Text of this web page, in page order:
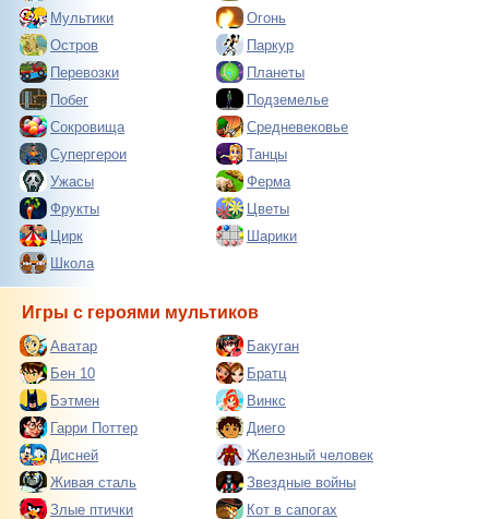
Мультики
Огонь
Остров
Паркур
Перевозки
Планеты
Побег
Подземелье
Сокровища
Средневековье
Супергерои
Танцы
Ужасы
Ферма
Фрукты
Цветы
Цирк
Шарики
Школа
Игры с героями мультиков
Аватар
Бакуган
Бен 10
Братц
Бэтмен
Винкс
Гарри Поттер
Диего
Дисней
Железный человек
Живая сталь
Звездные войны
Злые птички
Кот в сапогах